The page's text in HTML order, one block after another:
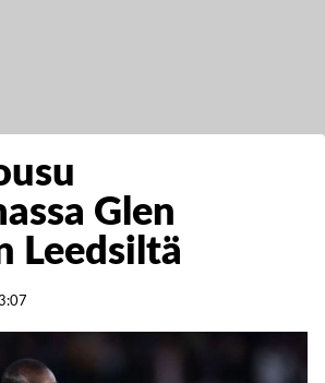
Glen
Leedsiltä